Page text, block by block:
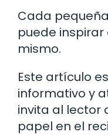
Cada
puede
mismo.
Este artículo
informativo y
invita al lector
papel en el